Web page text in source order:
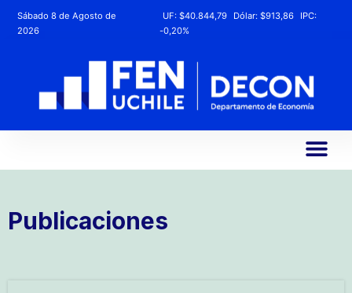
Sábado 8 de Agosto de
2026
UF:$40.844,79 Dólar:$913,86
IPC:
-0,20%
Publicaciones